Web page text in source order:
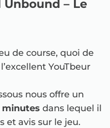
Unbound – Le
de course, quoi de
YouTbeur
nous offre un
minutes dans lequel il
et avis sur le jeu.